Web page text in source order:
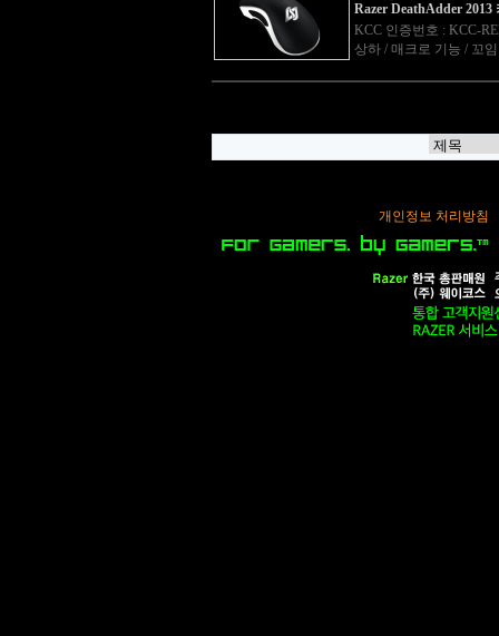
Razer DeathAdder 2013
KCC 인증번호 : KCC-
상하 / 매크로 기능 / 꼬
개인정보 처리방침